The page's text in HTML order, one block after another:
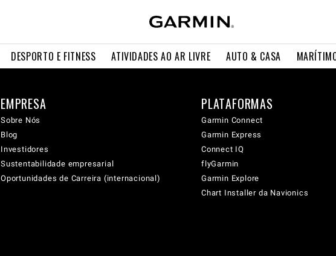
DESPORTO E FITNESS ATIVIDADES AO AR LIVRE AUTO & CASA
EMPRESA
Sobre Nós
Blog
Investidores
Sustentabilidade empresarial
Oportunidades de Carreira (internacional)
PLATAFORMAS
Garmin Connect
Garmin Express
Connect IQ
flyGarmin
Garmin Explore
Chart Installer da Navionics